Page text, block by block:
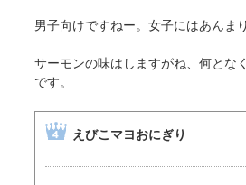
男子向けですねー。女子にはあんま
サーモンの味はしますがね、何とな
です。
えびこマヨおにぎり